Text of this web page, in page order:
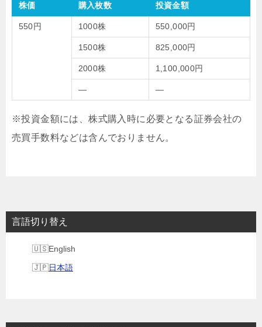
株価 購入枚数 投資金額
550円 1000株 550,000円
1500株 825,000円
2000株 1,100,000円
— —
※投資金額には、株式購入時に必要となる証券会社の
売買手数料などは含んでおりません。
言語切り替え
English
日本語